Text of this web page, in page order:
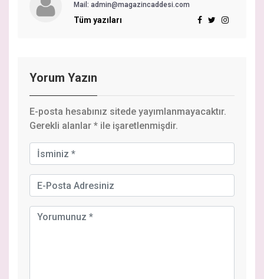
Mail: admin@magazincaddesi.com
Tüm yazıları
Yorum Yazın
E-posta hesabınız sitede yayımlanmayacaktır.
Gerekli alanlar * ile işaretlenmişdir.